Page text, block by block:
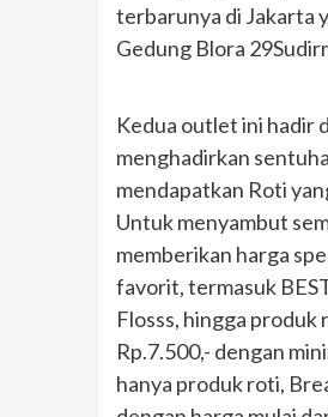
terbarunya di Jakarta
Gedung Blora
Kedua outlet ini hadir
menghadirkan
mendapatkan Roti
Untuk menyambut
memberikan harga
favorit, termasuk
Flosss, hingga produk
Rp.7.500,- dengan
hanya produk roti,